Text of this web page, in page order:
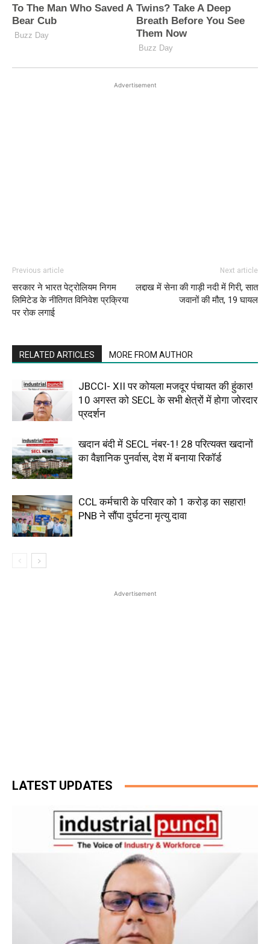
Advertisement
Previous article
सरकार ने भारत पेट्रोलियम निगम
लिमिटेड के नीतिगत विनिवेश प्रक्रिया
पर रोक लगाई
Next article
लद्दाख में सेना की गाड़ी नदी में गिरी, सात
जवानों की मौत, 19 घायल
RELATED ARTICLES MORE FROM AUTHOR
JBCCI- XII पर कोयला मजदूर पंचायत की हुंकार!
10 अगस्त को SECL के सभी क्षेत्रों में होगा जोरदार
प्रदर्शन
खदान बंदी में SECL नंबर-1! 28 परित्यक्त खदानों
का वैज्ञानिक पुनर्वास, देश में बनाया रिकॉर्ड
CCL कर्मचारी के परिवार को ₹1 करोड़ का सहारा!
PNB ने सौंपा दुर्घटना मृत्यु दावा
Advertisement
LATEST UPDATES